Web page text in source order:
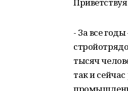
- За все
тысяч
так и